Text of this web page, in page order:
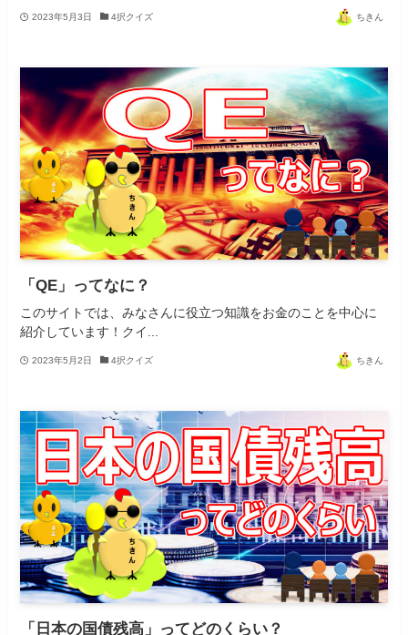
2023年5月3日 4択クイズ ちきん
「QE」ってなに？
このサイトでは、みなさんに役立つ知識をお金のことを中心に
紹介しています！クイ...
2023年5月2日 4択クイズ ちきん
「日本の国債残高」ってどのくらい？